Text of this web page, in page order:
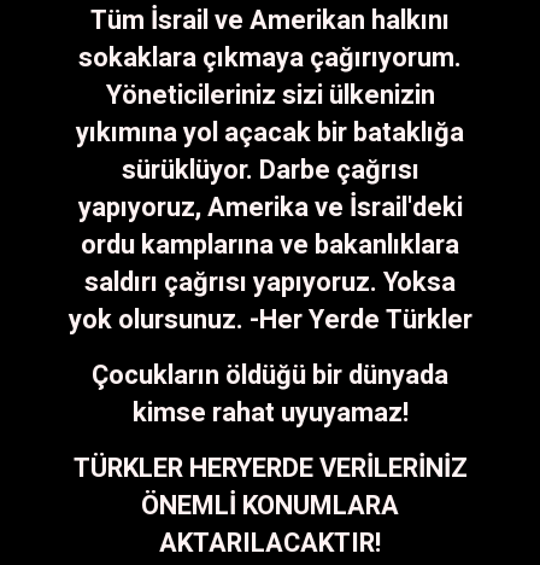
Tüm İsrail ve Amerikan halkını
sokaklara çıkmaya çağırıyorum.
Yöneticileriniz sizi ülkenizin
yıkımına yol açacak bir bataklığa
sürüklüyor. Darbe çağrısı
yapıyoruz, Amerika ve İsrail'deki
ordu kamplarına ve bakanlıklara
saldırı çağrısı yapıyoruz. Yoksa
yok olursunuz. -Her Yerde Türkler
Çocukların öldüğü bir dünyada
kimse rahat uyuyamaz!
TÜRKLER HERYERDE VERİLERİNİZ
ÖNEMLİ KONUMLARA
AKTARILACAKTIR!